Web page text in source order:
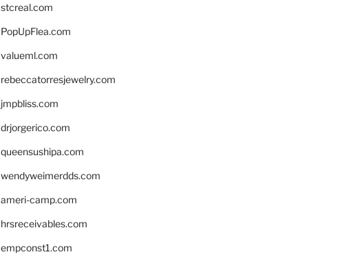
stcreal.com
PopUpFlea.com
valueml.com
rebeccatorresjewelry.com
jmpbliss.com
drjorgerico.com
queensushipa.com
wendyweimerdds.com
ameri-camp.com
hrsreceivables.com
empconst1.com